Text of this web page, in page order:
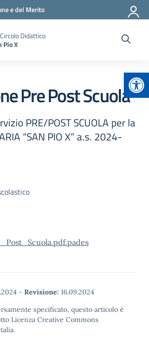
e del Merito
Didattico
Pio X
Pre Post Scuola
PRE/POST SCUOLA per la
“SAN PIO X” a.s. 2024-
- Revisione: 16.09.2024
specificato, questo articolo è
Licenza Creative Commons